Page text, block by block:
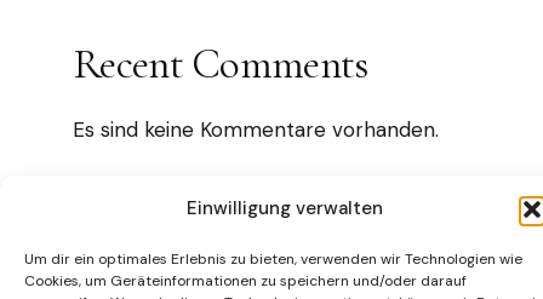
Einwilligung verwalten
Um dir ein optimales Erlebnis zu bieten, verwenden wir Technologien wie
Cookies, um Geräteinformationen zu speichern und/oder darauf
Recent Comments
Es sind keine Kommentare vorhanden.
Impressum AGB Datenschutz Disclaimer